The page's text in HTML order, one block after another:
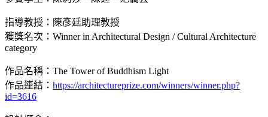
指導教授：陳彥廷助理教授
獲獎名次：Winner in Architectural Design / Cultural Architecture
category
作品名稱：The Tower of Buddhism Light
作品連結： https://architectureprize.com/winners/winner.php?
id=3616